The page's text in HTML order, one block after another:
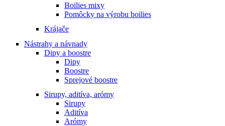
Boilies mixy
Pomôcky na výrobu boilies
Krájače
Nástrahy a návnady
Dipy a boostre
Dipy
Boostre
Sprejové boostre
Sirupy, aditíva, arómy
Sirupy
Aditíva
Arómy